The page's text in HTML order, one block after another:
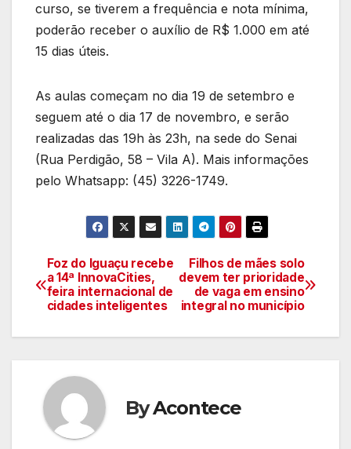
curso, se tiverem a frequência e nota mínima,
poderão receber o auxílio de R$ 1.000 em até
15 dias úteis.
As aulas começam no dia 19 de setembro e
seguem até o dia 17 de novembro, e serão
realizadas das 19h às 23h, na sede do Senai
(Rua Perdigão, 58 – Vila A). Mais informações
pelo Whatsapp: (45) 3226-1749.
Navegação
de
artigos
Filhos de mães solo
devem ter prioridade
de vaga em ensino
integral no município
Foz do Iguaçu recebe
a 14ª InnovaCities,
feira internacional de
cidades inteligentes
ByAcontece